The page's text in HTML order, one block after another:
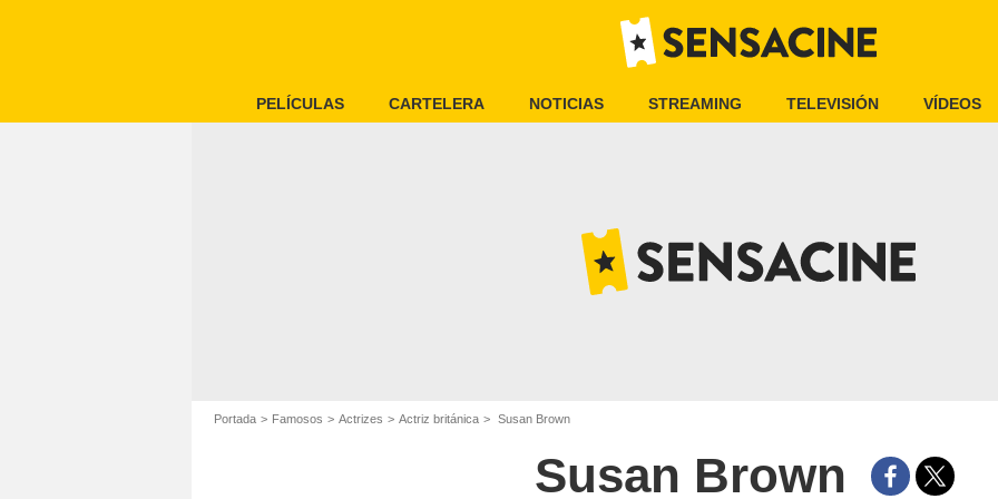
PELÍCULAS CARTELERA NOTICIAS STREAMING TELEVISIÓN VÍDEOS
Portada Famosos Actrizes Actriz británica Susan Brown
Susan Brown